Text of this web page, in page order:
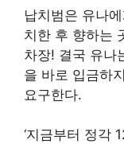
납치범은 유나
치한 후 향하는
차장! 결국 유나
을 바로 입금하
요구한다.
‘지금부터 정각